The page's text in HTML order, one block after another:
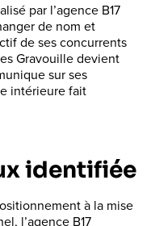
par l’agence B17
de nom et
de ses concurrents
Gravouille devient
sur ses
intérieure fait
identifiée
à la mise
l’agence B17